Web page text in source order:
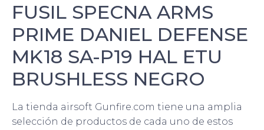
FUSIL SPECNA ARMS
PRIME DANIEL DEFENSE
MK18 SA-P19 HAL ETU
BRUSHLESS NEGRO
La tienda airsoft Gunfire.com tiene una amplia
selección de productos de cada uno de estos